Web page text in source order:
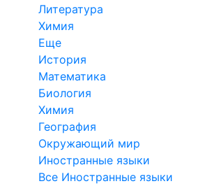
Литература
Химия
Еще
История
Математика
Биология
Химия
География
Окружающий мир
Иностранные языки
Все Иностранные языки